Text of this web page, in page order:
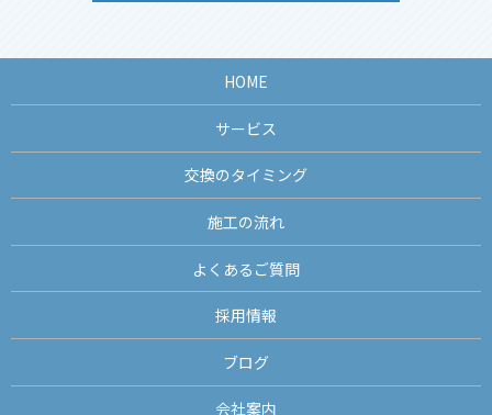
HOME
サービス
交換のタイミング
施工の流れ
よくあるご質問
採用情報
ブログ
会社案内